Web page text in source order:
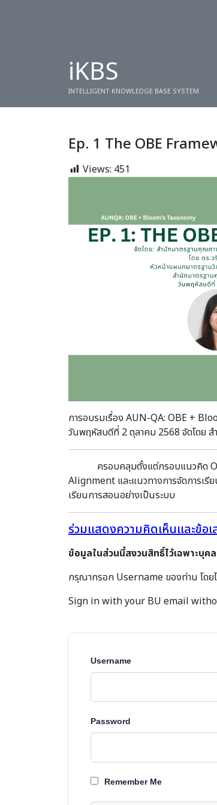
iKBS
INTELLIGENT KNOWLEDGE BASE SYSTEM
Ep. 1 The OBE
Views: 451
การอบรมเรื่อง AUN-QA: OBE +
วันพฤหัสบดีที่ 2 ตุลาคม 2568 จัดโดย
ครอบคลุมตั้งแต่กรอบแนวคิด
Alignment และแนวทางการจัดการเ
เรียนการสอนอย่างเป็นระบบ
ร่วมแสดงความคิดเห็นและข้อ
ข้อมูลในส่วนนี้สงวนสิทธิ์ไว้เฉพาะบุค
กรุณากรอก Username ของท่าน โดย
Sign in with your BU email
Username
Password
Remember Me